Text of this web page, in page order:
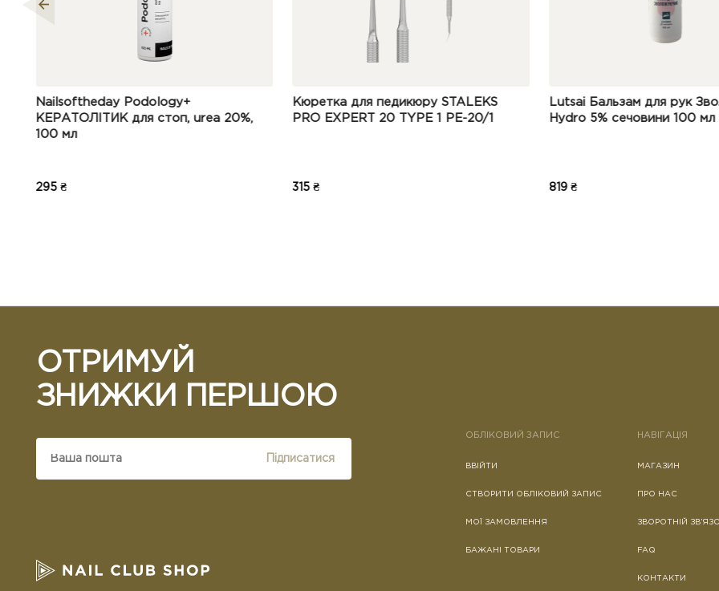
Podology+
стоп, urea 20%,
Кюретка для педикюру STALEKS
PRO EXPERT 20 TYPE 1 PE-20/1
Lutsai Бальзам для рук Зволожуючий
Hydro 5% сечовини 100 мл
Олія
ОТРИМУЙ
ЗНИЖКИ ПЕРШОЮ
Підписатися
ОБЛІКОВИЙ ЗАПИС
ВВІЙТИ
СТВОРИТИ ОБЛІКОВИЙ ЗАПИС
МОЇ ЗАМОВЛЕННЯ
БАЖАНІ ТОВАРИ
НАВІГАЦІЯ
МАГАЗИН
ПРО НАС
ЗВОРОТНІЙ
FAQ
КОНТАКТИ